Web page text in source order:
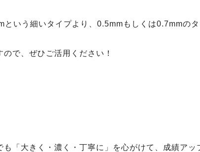
という細いタイプより、0.5mmもしくは0.7mmの
ので、ぜひご活用ください！
も「大きく・濃く・丁寧に」を心がけて、成績ア